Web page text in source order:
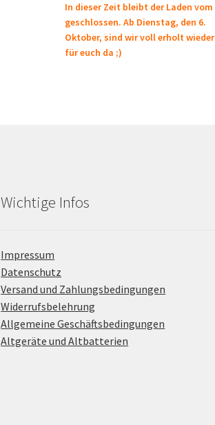
In dieser Zeit bleibt der Laden vom
geschlossen. Ab Dienstag, den 6.
Oktober, sind wir voll erholt wieder
für euch da ;)
Wichtige Infos
Impressum
Datenschutz
Versand und Zahlungsbedingungen
Widerrufsbelehrung
Allgemeine Geschäftsbedingungen
Altgeräte und Altbatterien